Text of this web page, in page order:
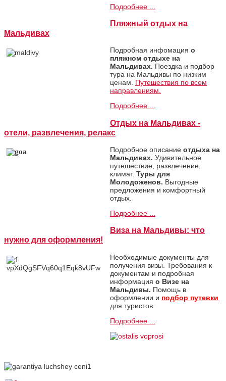
Подробнее ...
Пляжный отдых на
Мальдивах
Подробная инфомация о
пляжном отдыхе на
Мальдивах. Поездка и подбор
тура на Мальдивы по низким
ценам. Путешествия по всем
направлениям.
Подробнее ...
Отдых на Мальдивах -
отели, развлечения, релакс
Подробное описание отдыха на
Мальдивах. Удивительное
путешествие, развлечение,
климат. Туры для
Молодоженов. Выгодные
предложения и комфортный
отдых.
Подробнее ...
Виза на Мальдивы: что
нужно для оформления!
Необходимые документы для
получения визы. Требования к
документам и подробная
информация о Визе на
Мальдивы. Помощь в
оформлении и подбор путевки
для туристов.
Подробнее ...